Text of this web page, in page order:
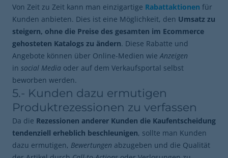
Von Zeit zu Zeit kann man einzigartige Rabattaktionen für
Kunden anbieten. Dies ist eine Möglichkeit, den Umsatz zu
steigern, ohne die Preise des gesamten im Ecommerce
gehosteten Katalogs zu ändern. Diese Rabatte und
Angebote können über Online-Medien wieAnzeigen
in social Media oder auf dem Verkaufsportal selbst
beworben werden.
5.- Kunden dazu ermutigen
Produktrezessionen zu verfassen
Da die Rezessionen anderer Kunden die Kaufentscheidung
tendenziell erheblich beschleunigen, sollte man Kunden
dazu ermutigen, Bewertungen abzugeben und die Qualität